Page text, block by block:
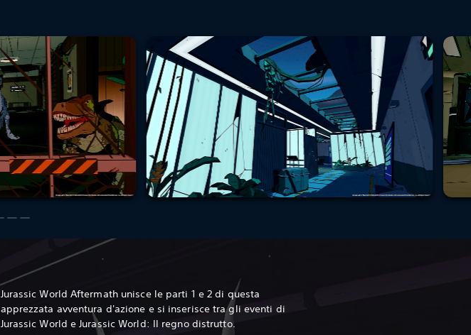
Jurassic World Aftermath unisce le parti 1 e 2 di questa
apprezzata avventura d'azione e si inserisce tra gli eventi di
Jurassic World e Jurassic World: Il regno distrutto.